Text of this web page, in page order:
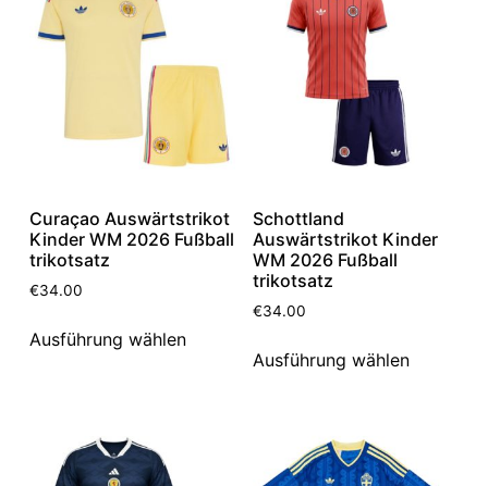
Curaçao Auswärtstrikot
Kinder WM 2026 Fußball
trikotsatz
€34.00
Ausführung wählen
Schottland
Auswärtstrikot Kinder
WM 2026 Fußball
trikotsatz
€34.00
Ausführung wählen